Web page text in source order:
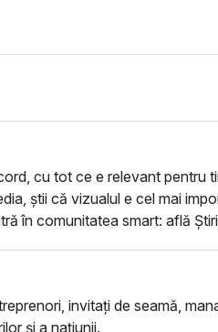
cu tot ce e relevant
știi că vizualul e cel mai
în comunitatea smart: află
invitați de seamă,
și a națiunii.